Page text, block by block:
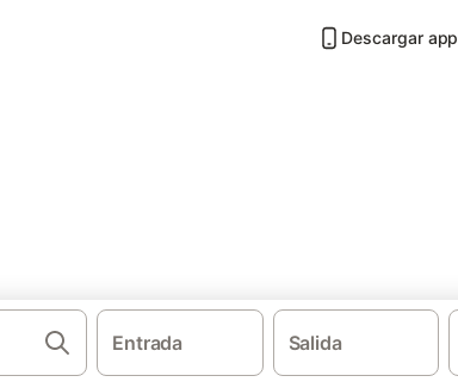
Descargar app
Entrada Salida